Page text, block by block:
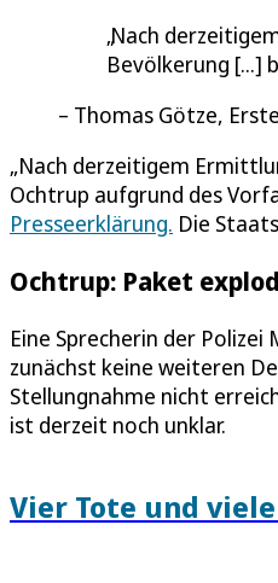
Nach
Bevölkerung [...]
Thomas Götze,
„Nach derzeitigem
Ochtrup aufgrund des
Presseerklärung. Die
Ochtrup: Paket
Eine Sprecherin der
zunächst keine weiteren
Stellungnahme nicht
ist derzeit noch unklar.
Vier Tote und